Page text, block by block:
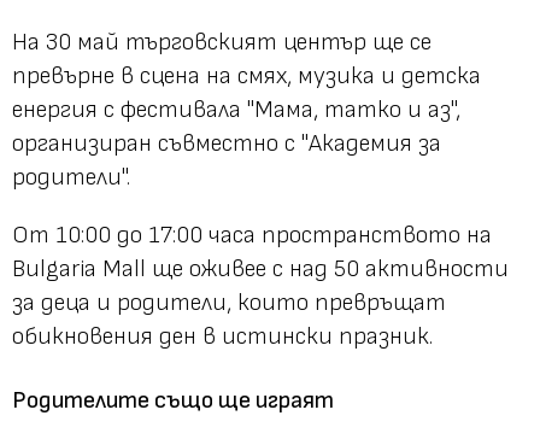
На 30 май търговският център ще се
превърне в сцена на смях, музика и детска
енергия с фестивала "Мама, татко и аз",
организиран съвместно с "Академия за
родители".
От 10:00 до 17:00 часа пространството на
Bulgaria Mall ще оживее с над 50 активности
за деца и родители, които превръщат
обикновения ден в истински празник.
Родителите също ще играят